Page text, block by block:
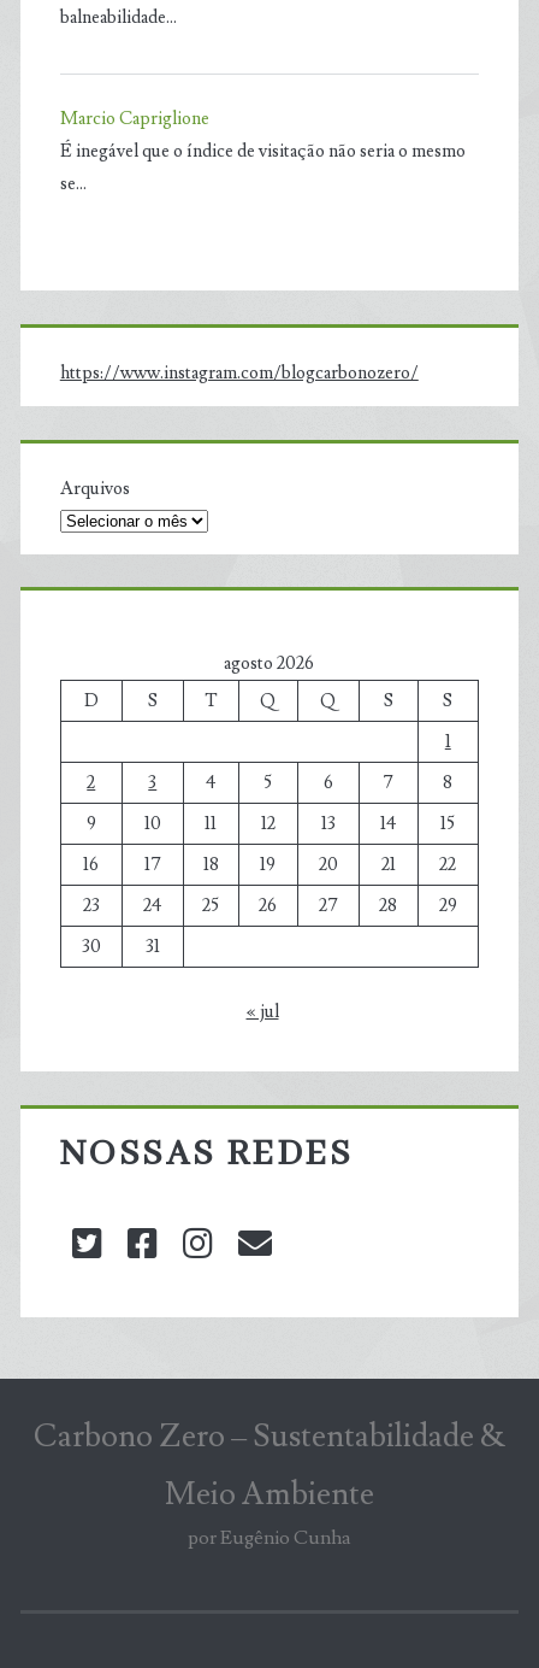
balneabilidade…
Marcio Capriglione
É inegável que o índice de visitação não seria o mesmo
se…
https://www.instagram.com/blogcarbonozero/
Arquivos
agosto 2026
D
S T Q Q S
S
1
2
3 4 5 6 7
8
9
10 11 12 13 14
15
16
17 18 19 20 21
22
23
24 25 26 27 28
29
30
31
« jul
NOSSAS REDES
twitterfacebookinstagram
Carbono Zero – Sustentabilidade &
Meio Ambiente
por Eugênio Cunha